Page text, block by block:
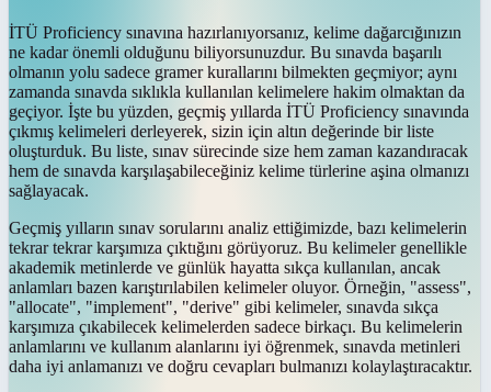
İTÜ Proficiency sınavına hazırlanıyorsanız, kelime dağarcığınızın
ne kadar önemli olduğunu biliyorsunuzdur. Bu sınavda başarılı
olmanın yolu sadece gramer kurallarını bilmekten geçmiyor; aynı
zamanda sınavda sıklıkla kullanılan kelimelere hakim olmaktan da
geçiyor. İşte bu yüzden, geçmiş yıllarda İTÜ Proficiency sınavında
çıkmış kelimeleri derleyerek, sizin için altın değerinde bir liste
oluşturduk. Bu liste, sınav sürecinde size hem zaman kazandıracak
hem de sınavda karşılaşabileceğiniz kelime türlerine aşina olmanızı
sağlayacak.
Geçmiş yılların sınav sorularını analiz ettiğimizde, bazı kelimelerin
tekrar tekrar karşımıza çıktığını görüyoruz. Bu kelimeler genellikle
akademik metinlerde ve günlük hayatta sıkça kullanılan, ancak
anlamları bazen karıştırılabilen kelimeler oluyor. Örneğin, "assess",
"allocate", "implement", "derive" gibi kelimeler, sınavda sıkça
karşımıza çıkabilecek kelimelerden sadece birkaçı. Bu kelimelerin
anlamlarını ve kullanım alanlarını iyi öğrenmek, sınavda metinleri
daha iyi anlamanızı ve doğru cevapları bulmanızı kolaylaştıracaktır.